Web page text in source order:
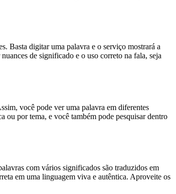
Basta digitar uma palavra e o serviço mostrará a
de significado e o uso correto na fala, seja
você pode ver uma palavra em diferentes
por tema, e você também pode pesquisar dentro
com vários significados são traduzidos em
em uma linguagem viva e autêntica. Aproveite os